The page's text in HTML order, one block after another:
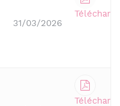
31/03/2026